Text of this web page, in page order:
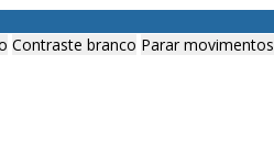
Contraste branco Parar movimentos